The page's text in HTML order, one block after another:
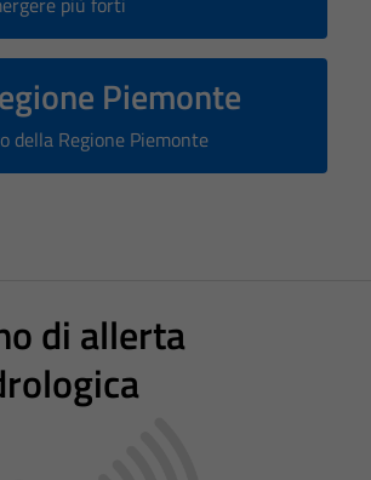
Piemonte
della Regione Piemonte
di allerta